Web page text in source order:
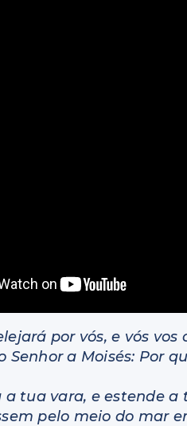
por vós, e vós vos
Senhor a Moisés: Por
a tua vara, e estende a
pelo meio do mar